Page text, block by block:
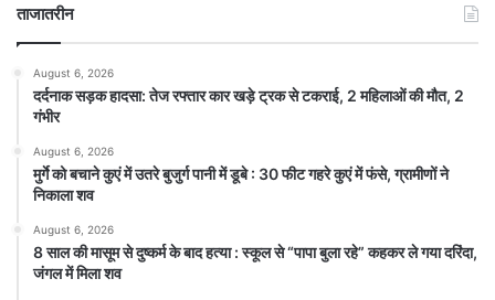
ताजातरीन
August 6, 2026
दर्दनाक सड़क हादसा: तेज रफ्तार कार खड़े ट्रक से टकराई, 2 महिलाओं की मौत, 2
गंभीर
August 6, 2026
मुर्गे को बचाने कुएं में उतरे बुजुर्ग पानी में डूबे : 30 फीट गहरे कुएं में फंसे, ग्रामीणों ने
निकाला शव
August 6, 2026
8 साल की मासूम से दुष्कर्म के बाद हत्या : स्कूल से “पापा बुला रहे” कहकर ले गया दरिंदा,
जंगल में मिला शव